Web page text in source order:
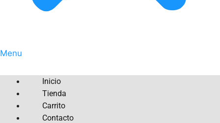
Menu
Inicio
Tienda
Carrito
Contacto